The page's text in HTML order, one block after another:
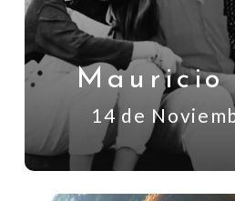
Mauricio
14 de